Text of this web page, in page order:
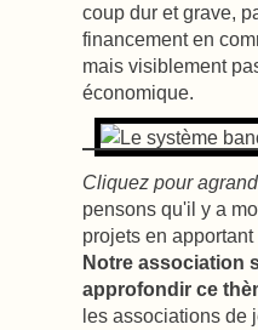
coup dur et grave,
financement en
mais visiblement
économique.
Cliquez pour
pensons qu'il y a
projets en
Notre association
approfondir ce
les associations de